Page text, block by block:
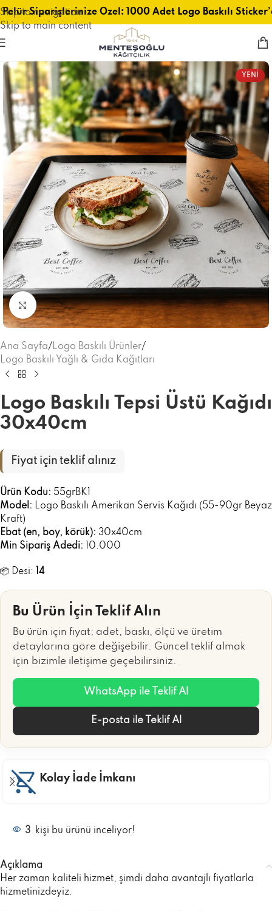
Skip to navigation
Skip to main content
Pelür Siparişlerinize Özel: 1000 Adet Logo Baskılı
YENİ
Büyütmek için tıklayınız
Ana Sayfa/ Logo Baskılı Ürünler/
Logo Baskılı Yağlı & Gıda Kağıtları
Logo Baskılı Tepsi Üstü Kağıdı
30x40cm
Fiyat için teklif alınız
Ürün Kodu: 55grBK1
Model: Logo Baskılı Amerikan Servis Kağıdı (55-90gr Beyaz
Kraft)
Ebat (en, boy, körük): 30x40cm
Min Sipariş Adedi: 10.000
📦 Desi: 14
Bu Ürün İçin Teklif Alın
Bu ürün için fiyat; adet, baskı, ölçü ve üretim
detaylarına göre değişebilir. Güncel teklif almak
için bizimle iletişime geçebilirsiniz.
WhatsApp ile Teklif Al
E-posta ile Teklif Al
Kolay İade İmkanı
3 kişi bu ürünü inceliyor!
Açıklama
Her zaman kaliteli hizmet, şimdi daha avantajlı fiyatlarla
hizmetinizdeyiz.